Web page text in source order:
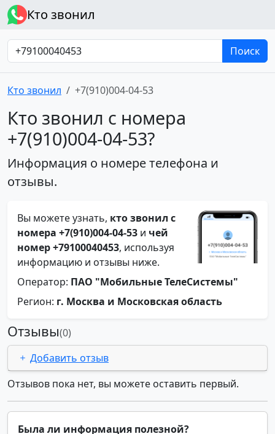
Кто звонил
Поиск
Кто звонил +7(910)004-04-53
Кто звонил с номера
+7(910)004-04-53?
Информация о номере телефона и
отзывы.
Вы можете узнать, кто звонил с
номера +7(910)004-04-53 и чей
номер +79100040453, используя
информацию и отзывы ниже.
Оператор: ПАО "Мобильные ТелеСистемы"
Регион: г. Москва и Московская область
Отзывы(0)
Добавить отзыв
Отзывов пока нет, вы можете оставить первый.
Была ли информация полезной?